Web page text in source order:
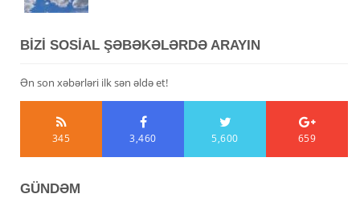
BİZİ SOSİAL ŞƏBƏKƏLƏRDƏ ARAYIN
Ən son xəbərləri ilk sən əldə et!
345 3,460 5,600 659
GÜNDƏM